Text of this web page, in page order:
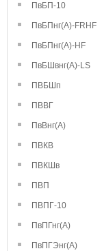
ПвБП-10
ПвБПнг(А)-FRHF
ПвБПнг(А)-HF
ПвБШвнг(А)-LS
ПВБШп
ПВВГ
ПвВнг(А)
ПВКВ
ПВКШв
ПВП
ПВПГ-10
ПвПГнг(А)
ПвПГЭнг(А)